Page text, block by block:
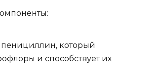
который
и способствует их